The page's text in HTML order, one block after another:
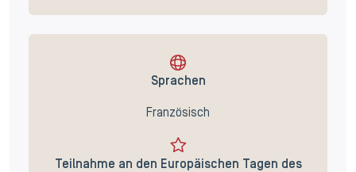
Sprachen
Französisch
Teilnahme an den Europäischen Tagen des